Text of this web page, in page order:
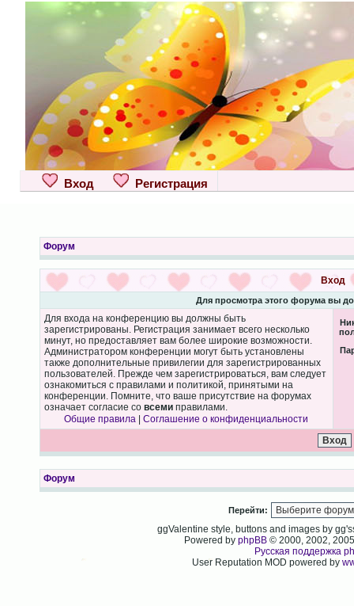
Вход Регистрация
Форум
Вход
Для просмотра этого форума вы
Для входа на конференцию вы должны быть
зарегистрированы. Регистрация занимает всего несколько
минут, но предоставляет вам более широкие возможности.
Администратором конференции могут быть установлены
также дополнительные привилегии для зарегистрированных
пользователей. Прежде чем зарегистрироваться, вам следует
ознакомиться с правилами и политикой, принятыми на
конференции. Помните, что ваше присутствие на форумах
означает согласие со всемиправилами.
Общие правила
Соглашение о конфиденциальности
Форум
Перейти:
ggValentine style, buttons and images by
Powered byphpBB © 2000, 2002,
Русская поддержка
User Reputation MOD powered by